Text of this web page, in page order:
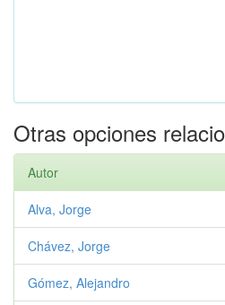
Otras opciones
Autor
Alva, Jorge
Chávez, Jorge
Gómez, Alejandro